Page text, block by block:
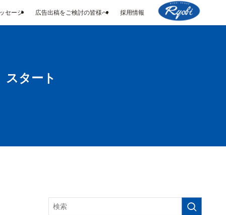
セージ 広告出稿をご検討の皆様へ 採用情報
スタート